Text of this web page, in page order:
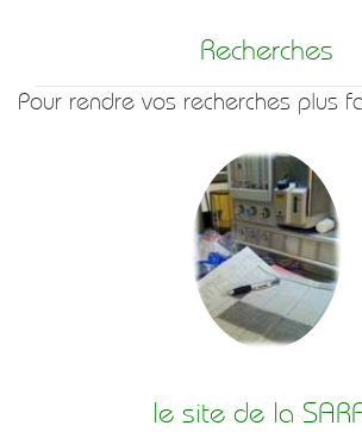
Recherches
Pour rendre vos recherches plus
le site de la